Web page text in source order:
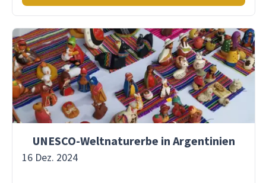
UNESCO-Weltnaturerbe in Argentinien
16 Dez. 2024